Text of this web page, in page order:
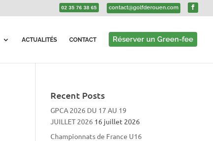
02 35 76 38 65 contact@golfderouen.com
ACTUALITÉS CONTACT Réserver un Green-fee
Recent Posts
GPCA 2026 DU 17 AU 19
JUILLET 2026 16 juillet 2026
Championnats de France U16